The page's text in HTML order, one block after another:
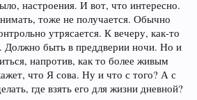
настроения. И вот, что интересно.
тоже не получается. Обычно
утрясается. К вечеру, как-то
Должно быть в преддверии ночи. Но и
напротив, как то более живым
что Я сова. Ну и что с того? А с
где взять его для жизни дневной?